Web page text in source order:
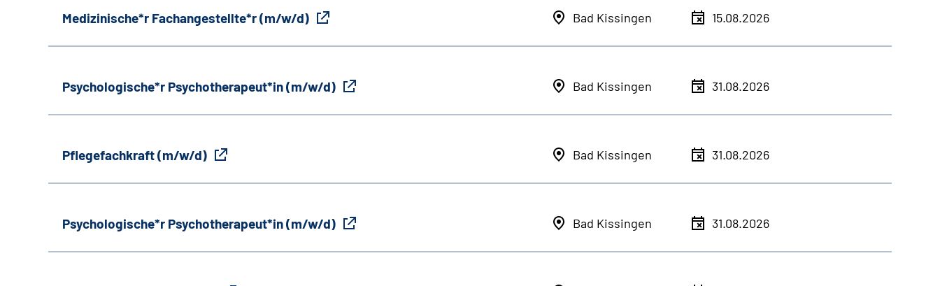
Medizinische*r Fachangestellte*r (m/w/d) Bad Kissingen 15.08.2026
Psychologische*r Psychotherapeut*in (m/w/d) Bad Kissingen 31.08.2026
Pflegefachkraft (m/w/d) Bad Kissingen 31.08.2026
Psychologische*r Psychotherapeut*in (m/w/d) Bad Kissingen 31.08.2026